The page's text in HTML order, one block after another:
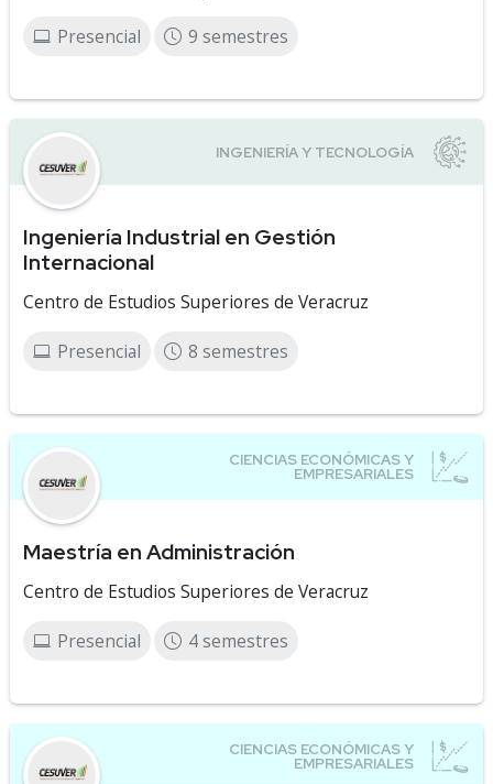
Presencial 9 semestres
Ingeniería Industrial en Gestión
Internacional
Centro de Estudios Superiores de Veracruz
Presencial 8 semestres
Maestría en Administración
Centro de Estudios Superiores de Veracruz
Presencial 4 semestres